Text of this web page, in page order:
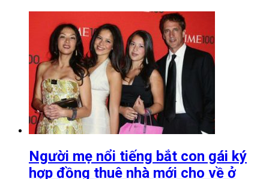
Người mẹ nổi tiếng bắt con gái ký
hợp đồng thuê nhà mới cho về ở